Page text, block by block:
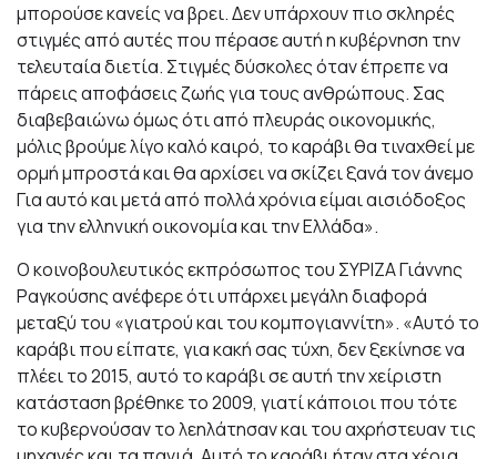
μπορούσε κανείς να βρει. Δεν υπάρχουν πιο σκληρές
στιγμές από αυτές που πέρασε αυτή η κυβέρνηση την
τελευταία διετία. Στιγμές δύσκολες όταν έπρεπε να
πάρεις αποφάσεις ζωής για τους ανθρώπους. Σας
διαβεβαιώνω όμως ότι από πλευράς οικονομικής,
μόλις βρούμε λίγο καλό καιρό, το καράβι θα τιναχθεί με
ορμή μπροστά και θα αρχίσει να σκίζει ξανά τον άνεμο
Για αυτό και μετά από πολλά χρόνια είμαι αισιόδοξος
για την ελληνική οικονομία και την Ελλάδα».
Ο κοινοβουλευτικός εκπρόσωπος του ΣΥΡΙΖΑ Γιάννης
Ραγκούσης ανέφερε ότι υπάρχει μεγάλη διαφορά
μεταξύ του «γιατρού και του κομπογιαννίτη». «Αυτό το
καράβι που είπατε, για κακή σας τύχη, δεν ξεκίνησε να
πλέει το 2015, αυτό το καράβι σε αυτή την χείριστη
κατάσταση βρέθηκε το 2009, γιατί κάποιοι που τότε
το κυβερνούσαν το λεηλάτησαν και του αχρήστευαν τις